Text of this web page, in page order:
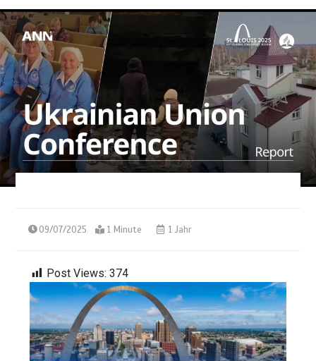
09/07/2025 1 Minute 1 Jahr
Post Views: 374